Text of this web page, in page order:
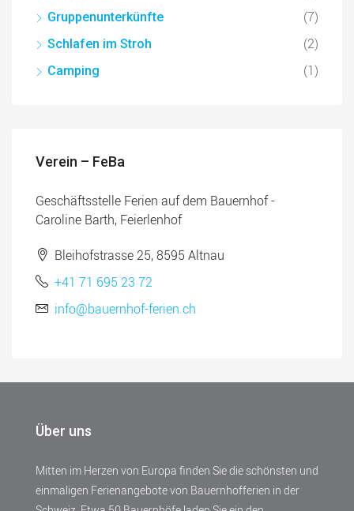
Gruppenunterkünfte (7)
Schlafen im Stroh (2)
Camping (1)
Verein – FeBa
Geschäftsstelle Ferien auf dem Bauernhof -
Caroline Barth, Feierlenhof
Bleihofstrasse 25, 8595 Altnau
+41 71 695 23 72
info@bauernhof-ferien.ch
Über uns
Mitten im Herzen von Europa finden Sie die schönsten und
einmaligen Ferienangebote von Bauernhofferien in der